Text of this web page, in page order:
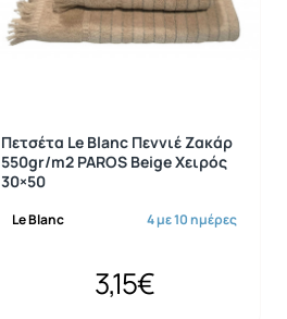
Le Blanc 4 με 10 ημέρες
Πετσέτα Le Blanc Πεννιέ Ζακάρ
550gr/m2 PAROS Beige Χειρός
30×50
3,15€